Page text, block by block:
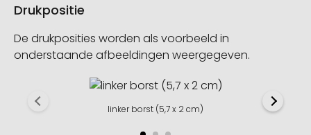
Drukpositie
De drukposities worden als voorbeeld in
onderstaande afbeeldingen weergegeven.
linker borst (5,7 x 2 cm)